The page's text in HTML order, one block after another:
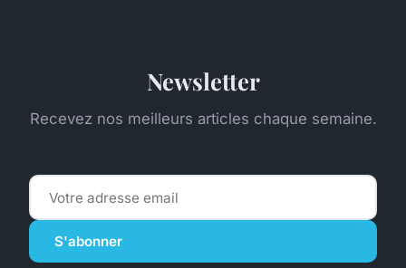
Newsletter
Recevez nos meilleurs articles chaque semaine.
S'abonner